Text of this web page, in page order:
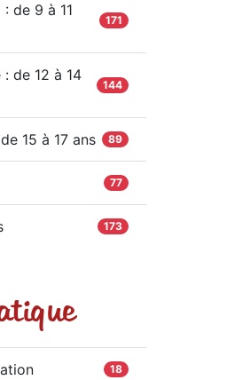
de 9 à 11
171
: de 12 à 14
144
15 à 17 ans 89
77
173
18